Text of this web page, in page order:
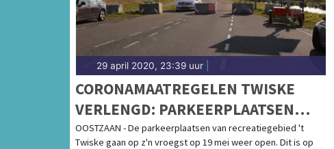
29 april 2020, 23:39 uur
CORONAMAATREGELEN TWISKE
VERLENGD: PARKEERPLAATSEN
BLIJVEN DICHT
OOSTZAAN - De parkeerplaatsen van recreatiegebied 't
Twiske gaan op z'n vroegst op 19 mei weer open. Dit is op